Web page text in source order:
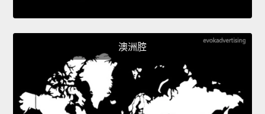
澳洲腔